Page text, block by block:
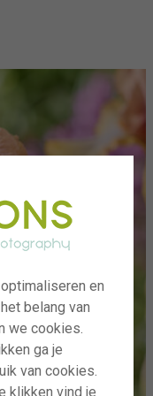
en
belang van
we cookies.
ga je
van cookies.
klikken vind je